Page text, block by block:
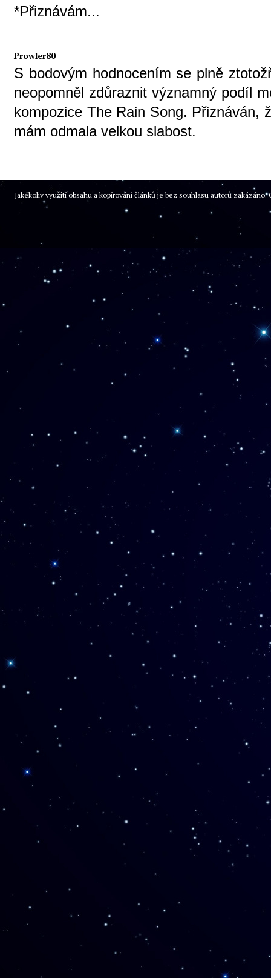
*Přiznávám...
Prowler80
S bodovým hodnocením se plně
neopomněl zdůraznit významný podíl
kompozice The Rain Song. Přiznáván,
mám odmala velkou slabost.
Jakékoliv využití obsahu a kopírování článků je bez souhlasu autorů